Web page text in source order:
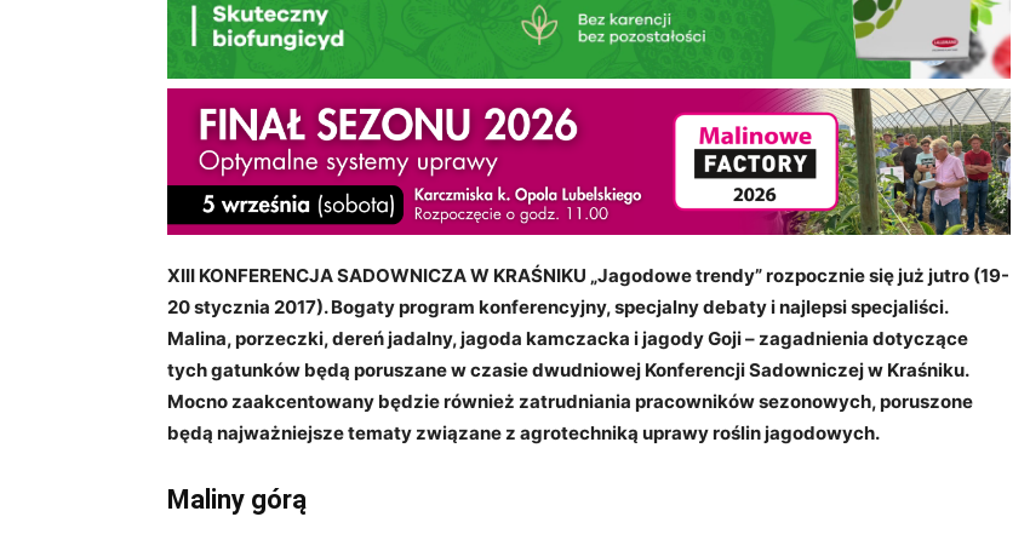
XIII KONFERENCJA SADOWNICZA W KRAŚNIKU „Jagodowe trendy” rozpocznie się już jutro (19-
20 stycznia 2017). Bogaty program konferencyjny, specjalny debaty i najlepsi specjaliści.
Malina, porzeczki, dereń jadalny, jagoda kamczacka i jagody Goji – zagadnienia dotyczące
tych gatunków będą poruszane w czasie dwudniowej Konferencji Sadowniczej w Kraśniku.
Mocno zaakcentowany będzie również zatrudniania pracowników sezonowych, poruszone
będą najważniejsze tematy związane z agrotechniką uprawy roślin jagodowych.
Maliny górą